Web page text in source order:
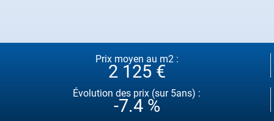
Prix moyen au m2 :
2 125 €
Évolution des prix (sur 5ans) :
-7.4 %